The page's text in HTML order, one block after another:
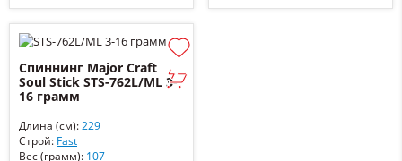
Спиннинг Major Craft
Soul Stick STS-762L/ML 3-
16 грамм
Длина (см):229
Строй: Fast
Вес (грамм): 107